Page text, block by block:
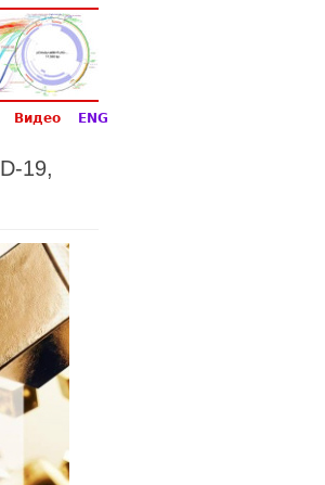
Видео ENG
19,